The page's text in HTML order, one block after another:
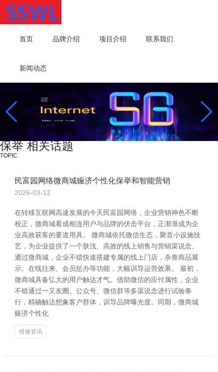
首页 品牌介绍 项目介绍 联系我们
新闻动态
保举 相关话题
TOPIC
民富园网络微商城赈济个性化保举和智能营销
2026-03-12
在转移互联网高速发展的今天民富园网络，企业营销神色不断
校正，微商城看成相连用户与品牌的伏击平台，正渐渐成为企
业高效获客的要道用具。 微商城依托微信生态，聚首小设施技
艺，为企业提供了一个肤浅、高效的线上销售与营销渠说念。
通过微商城，企业不错快速搭建专属的线上门店，杀青商品展
示、在线往来、会员惩办等功能，大幅训导运营效果。 最初，
微商城具备弘大的用户触达才气。借助微信的应付属性，企业
不错通过一又友圈、公众号、微信群等多渠说念进行试验奉
行，精确触达想象客户群体，训导品牌曝光度。同期，微商城
赈济个性化
维修资讯